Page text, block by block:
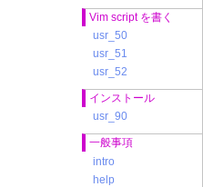
Vim script を書く
usr_50
usr_51
usr_52
インストール
usr_90
一般事項
intro
help